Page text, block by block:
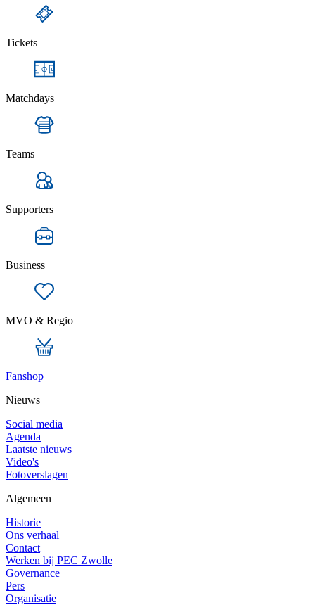
Tickets
Matchdays
Teams
Supporters
Business
MVO & Regio
Fanshop
Nieuws
Social media
Agenda
Laatste nieuws
Video's
Fotoverslagen
Algemeen
Historie
Ons verhaal
Contact
Werken bij PEC Zwolle
Governance
Pers
Organisatie